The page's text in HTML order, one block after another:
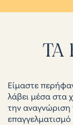
ΤΑ
Είμαστε
λάβει μέσα στα
την αναγνώριση